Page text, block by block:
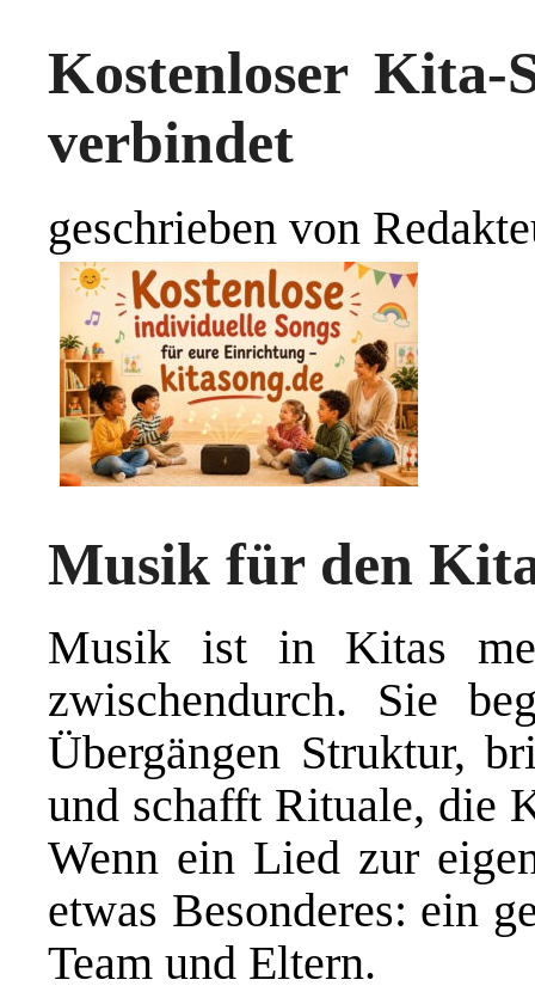
Kostenloser Kita-
verbindet
geschrieben von
Musik für den
Musik ist in Kitas
zwischendurch. Sie
Übergängen Struktur,
und schafft Rituale, die
Wenn ein Lied zur
etwas Besonderes: ein
Team und Eltern.